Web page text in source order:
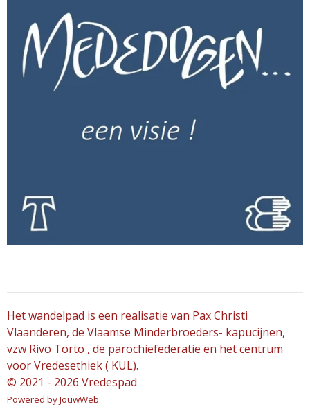
Het wandelpad is een realisatie van Pax Christi
Vlaanderen, de Vlaamse Minderbroeders- kapucijnen,
vzw Rivo Torto , de parochiefederatie en het centrum
voor Vredesethiek ( KUL).
© 2021 - 2026 Vredespad
Powered byJouwWeb